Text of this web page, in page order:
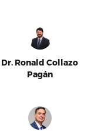
Dr. Ronald Collazo
Pagán